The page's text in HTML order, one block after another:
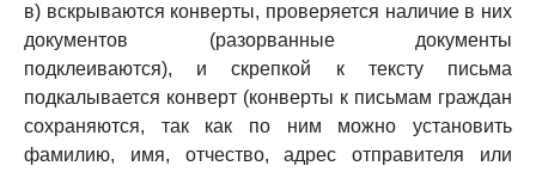
в) вскрываются конверты, проверяется наличие в них
документов (разорванные документы
подклеиваются), и скрепкой к тексту письма
подкалывается конверт (конверты к письмам граждан
сохраняются, так как по ним можно установить
фамилию, имя, отчество, адрес отправителя или